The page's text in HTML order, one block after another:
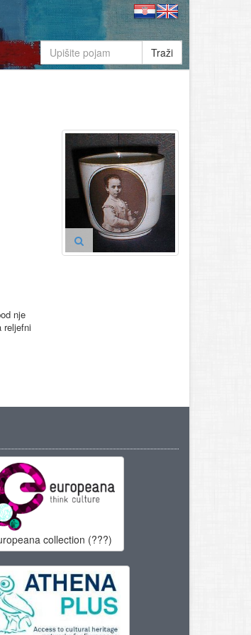
Traži
nje
reljefni
collection (???)